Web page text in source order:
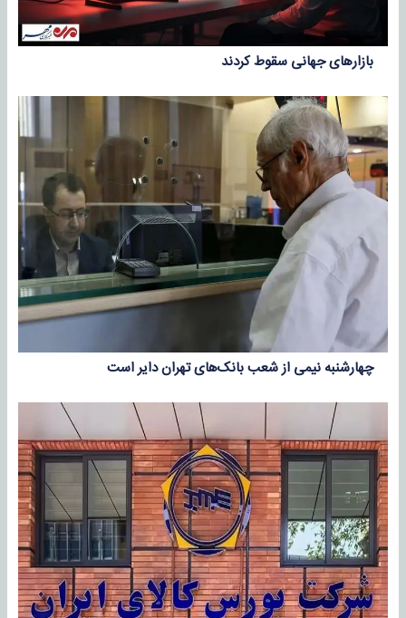
بازارهای جهانی سقوط کردند
چهارشنبه نیمی از شعب بانک‌های تهران دایر است